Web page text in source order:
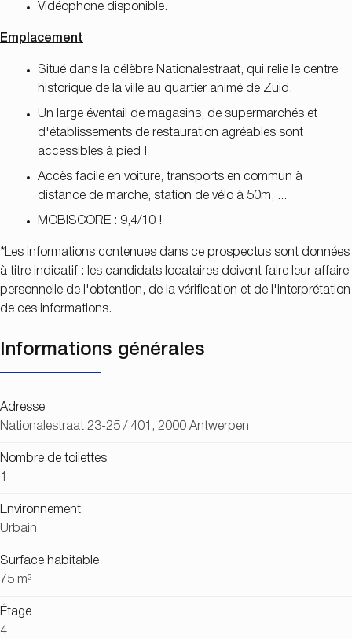
Vidéophone disponible.
Emplacement
Situé dans la célèbre Nationalestraat, qui relie le centre
historique de la ville au quartier animé de Zuid.
Un large éventail de magasins, de supermarchés et
d'établissements de restauration agréables sont
accessibles à pied !
Accès facile en voiture, transports en commun à
distance de marche, station de vélo à 50m, ...
MOBISCORE : 9,4/10 !
*Les informations contenues dans ce prospectus sont données
à titre indicatif : les candidats locataires doivent faire leur affaire
personnelle de l'obtention, de la vérification et de l'interprétation
de ces informations.
Informations générales
Adresse
Nationalestraat 23-25 / 401, 2000 Antwerpen
Nombre de toilettes
Environnement
Urbain
Surface habitable
75 m²
Étage
4